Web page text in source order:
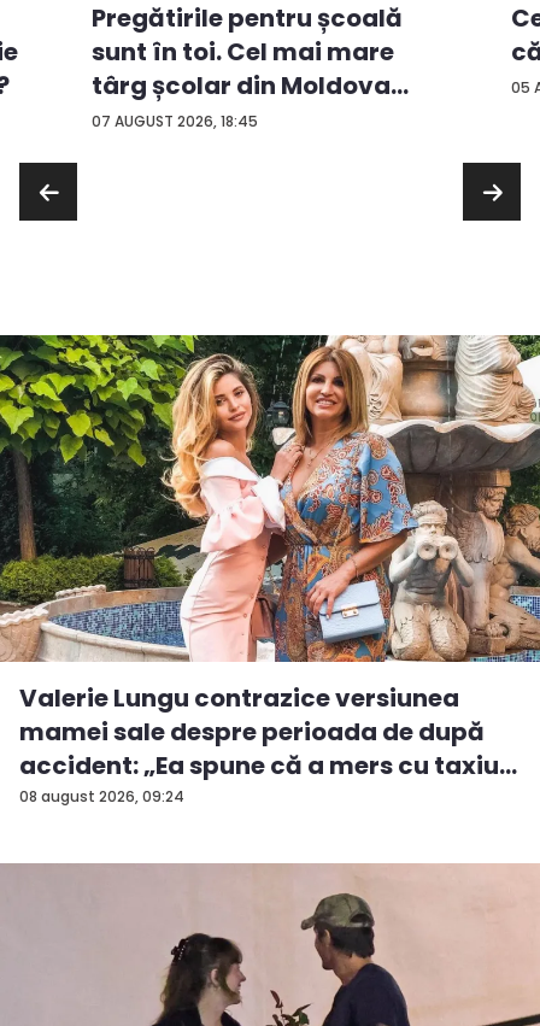
07 AUGUST 2026, 18:45
Pregătirile pentru școală
sunt în toi. Cel mai mare
târg școlar din Moldova
con...
05
08 august 2026, 09:24
Valerie Lungu contrazice versiunea
mamei sale despre perioada de după
accident: „Ea spune că a mers cu taxiu...